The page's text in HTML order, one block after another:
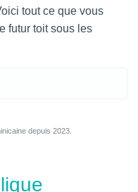
tout ce que vous
futur toit sous les
depuis 2023.